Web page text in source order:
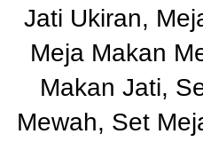
Jati Ukiran,
Meja Makan
Makan Jati,
Mewah, Set